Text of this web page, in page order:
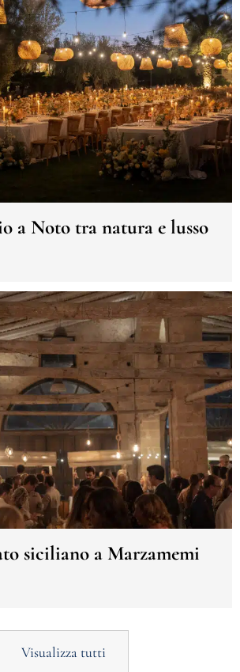
a Noto tra natura e lusso
siciliano a Marzamemi
Visualizza tutti